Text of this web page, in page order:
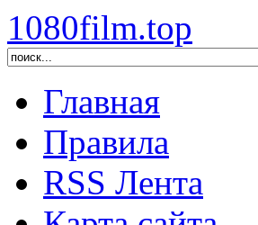
1080film.top
Главная
Правила
RSS Лента